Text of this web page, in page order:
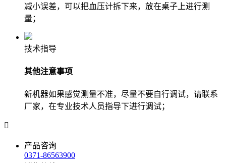
减小误差，可以把血压计拆下来，放在桌子上进行测
量；
技术指导
其他注意事项
新机器如果感觉测量不准，尽量不要自行调试，请联系
厂家，在专业技术人员指导下进行调试；

产品咨询
0371-86563900